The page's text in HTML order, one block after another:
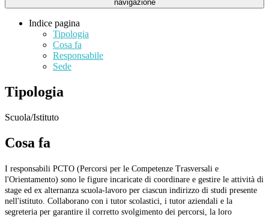
navigazione
Indice pagina
Tipologia
Cosa fa
Responsabile
Sede
Tipologia
Scuola/Istituto
Cosa fa
I responsabili PCTO (Percorsi per le Competenze Trasversali e
l'Orientamento) sono le figure incaricate di coordinare e gestire le attività di
stage ed ex alternanza scuola-lavoro per ciascun indirizzo di studi presente
nell'istituto. Collaborano con i tutor scolastici, i tutor aziendali e la
segreteria per garantire il corretto svolgimento dei percorsi, la loro